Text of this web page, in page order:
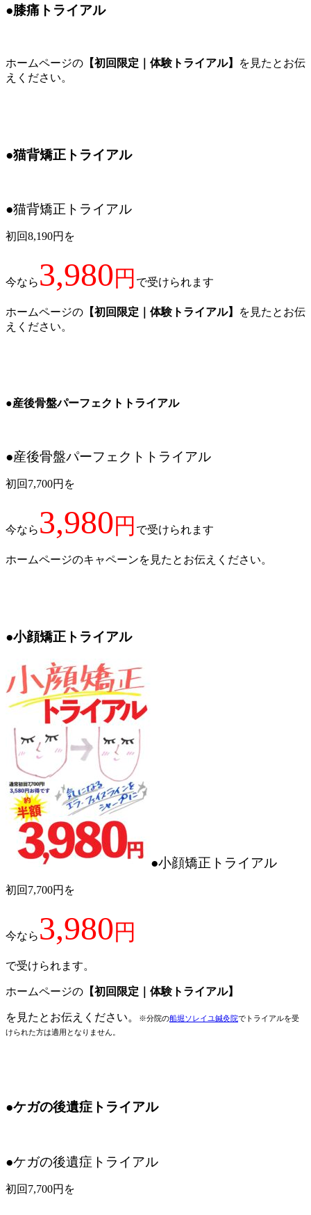
●膝痛トライアル
ホームページの 【初回限定｜体験トライアル】
を見たとお伝
えください。
●猫背矯正トライアル
●猫背矯正トライアル
初回8,190円を
今なら 3,980円 で受けられます
ホームページの 【初回限定｜体験トライアル】
を見たとお伝
えください。
●産後骨盤パーフェクトトライアル
●産後骨盤パーフェクトトライアル
初回7,700円を
今なら 3,980円 で受けられます
ホームページのキャペーンを見たとお伝えください。
●小顔矯正トライアル
●小顔矯正トライアル
初回7,700円を
今なら 3,980円
で受けられます。
ホームページの 【初回限定｜体験トライアル】
を見たとお伝えください。 ※分院の船堀ソレイユ鍼灸院でトライアルを受
けられた方は適用となりません。
●ケガの後遺症トライアル
●ケガの後遺症トライアル
初回7,700円を